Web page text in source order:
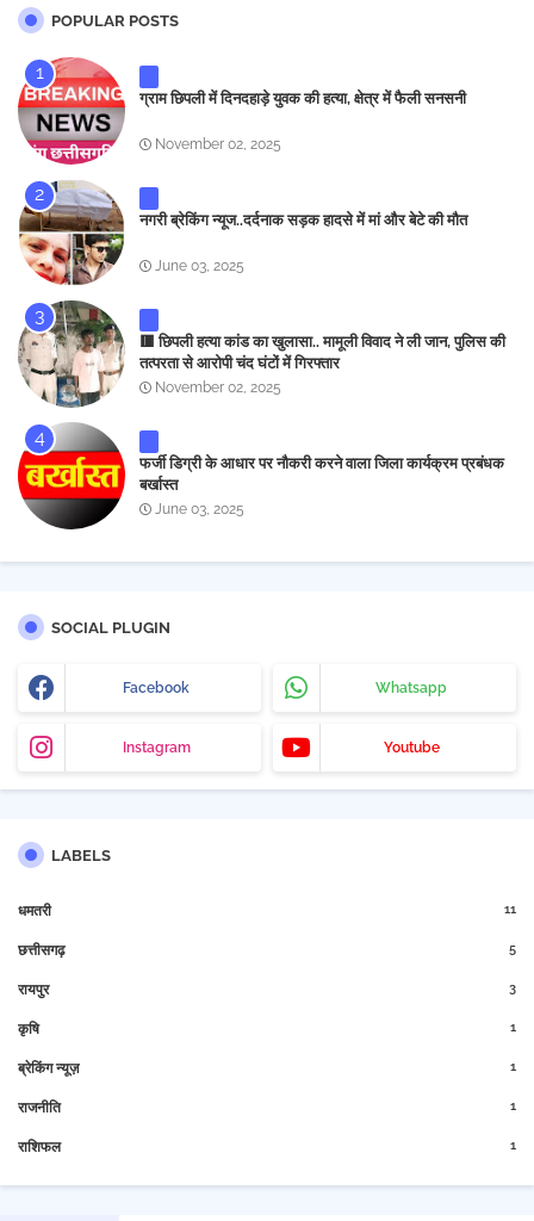
POPULAR POSTS
ग्राम छिपली में दिनदहाड़े युवक की हत्या, क्षेत्र में फैली सनसनी
November 02, 2025
नगरी ब्रेकिंग न्यूज..दर्दनाक सड़क हादसे में मां और बेटे की मौत
June 03, 2025
🟥 छिपली हत्या कांड का खुलासा.. मामूली विवाद ने ली जान, पुलिस की
तत्परता से आरोपी चंद घंटों में गिरफ्तार
November 02, 2025
फर्जी डिग्री के आधार पर नौकरी करने वाला जिला कार्यक्रम प्रबंधक
बर्खास्त
June 03, 2025
SOCIAL PLUGIN
Facebook Whatsapp
Instagram Youtube
LABELS
धमतरी 11
छत्तीसगढ़ 5
रायपुर 3
कृषि 1
ब्रेकिंग न्यूज़ 1
राजनीति 1
राशिफल 1